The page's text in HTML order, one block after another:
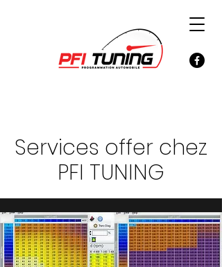
Services offer chez
PFI TUNING